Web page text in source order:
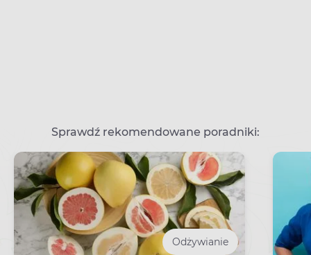
Sprawdź rekomendowane poradniki:
Odżywianie